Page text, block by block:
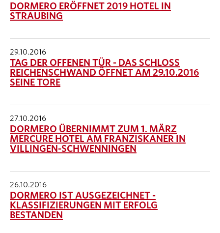
DORMERO ERÖFFNET 2019 HOTEL IN
STRAUBING
29.10.2016
TAG DER OFFENEN TÜR - DAS SCHLOSS
REICHENSCHWAND ÖFFNET AM 29.10.2016
SEINE TORE
27.10.2016
DORMERO ÜBERNIMMT ZUM 1. MÄRZ
MERCURE HOTEL AM FRANZISKANER IN
VILLINGEN-SCHWENNINGEN
26.10.2016
DORMERO IST AUSGEZEICHNET -
KLASSIFIZIERUNGEN MIT ERFOLG
BESTANDEN